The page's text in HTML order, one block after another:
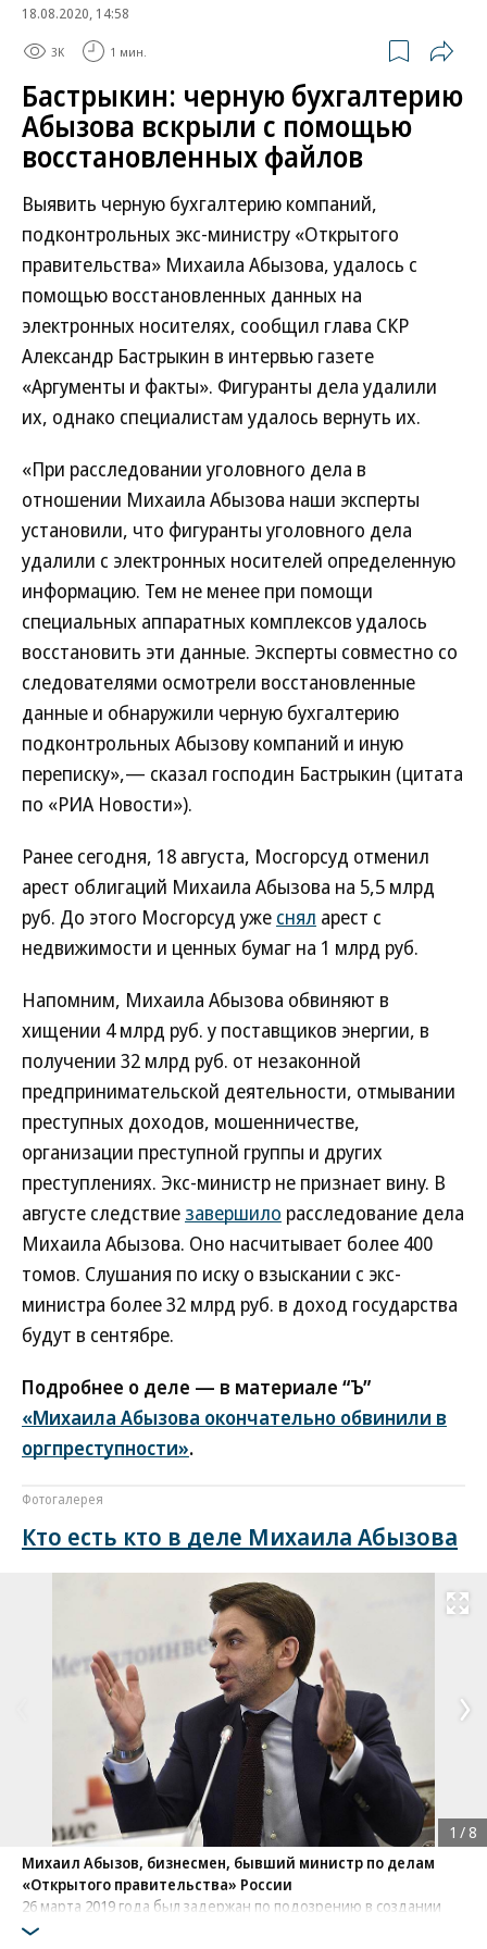
18.08.2020, 14:58
3K 1 мин.
Бастрыкин: черную бухгалтерию
Абызова вскрыли с помощью
восстановленных файлов
Выявить черную бухгалтерию компаний,
подконтрольных экс-министру «Открытого
правительства» Михаила Абызова, удалось с
помощью восстановленных данных на
электронных носителях, сообщил глава СКР
Александр Бастрыкин в интервью газете
«Аргументы и факты». Фигуранты дела удалили
их, однако специалистам удалось вернуть их.
«При расследовании уголовного дела в
отношении Михаила Абызова наши эксперты
установили, что фигуранты уголовного дела
удалили с электронных носителей определенную
информацию. Тем не менее при помощи
специальных аппаратных комплексов удалось
восстановить эти данные. Эксперты совместно со
следователями осмотрели восстановленные
данные и обнаружили черную бухгалтерию
подконтрольных Абызову компаний и иную
переписку»,— сказал господин Бастрыкин (цитата
по «РИА Новости»).
Ранее сегодня, 18 августа, Мосгорсуд отменил
арест облигаций Михаила Абызова на 5,5 млрд
руб. До этого Мосгорсуд уже снял арест с
недвижимости и ценных бумаг на 1 млрд руб.
Напомним, Михаила Абызова обвиняют в
хищении 4 млрд руб. у поставщиков энергии, в
получении 32 млрд руб. от незаконной
предпринимательской деятельности, отмывании
преступных доходов, мошенничестве,
организации преступной группы и других
преступлениях. Экс-министр не признает вину. В
августе следствие завершило расследование дела
Михаила Абызова. Оно насчитывает более 400
томов. Слушания по иску о взыскании с экс-
министра более 32 млрд руб. в доход государства
будут в сентябре.
Подробнее о деле — в материале “Ъ”
«Михаила Абызова окончательно обвинили в
оргпреступности».
Фотогалерея
Кто есть кто в деле Михаила Абызова
Развернуть
Михаил Абызов, бизнесмен, бывший министр по делам
«Открытого правительства» России
26 марта 2019 года был задержан по подозрению в создании
организованного преступного сообщества с использованием
1 / 8